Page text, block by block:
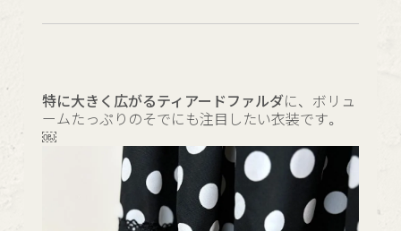
特に大きく広がるティアードファルダに、ボリュ
ームたっぷりのそでにも注目したい衣装です。
￼